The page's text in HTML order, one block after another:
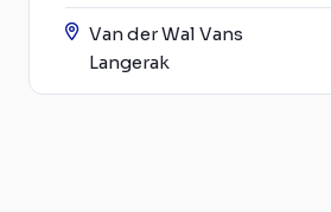
Van der Wal Vans
Langerak